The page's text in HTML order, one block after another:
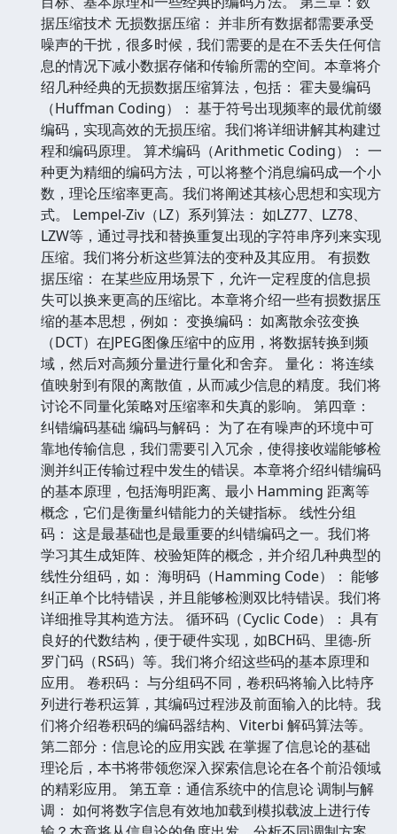
据压缩技术 无损数据压缩： 并非所有数据都需要承受
噪声的干扰，很多时候，我们需要的是在不丢失任何信
息的情况下减小数据存储和传输所需的空间。本章将介
绍几种经典的无损数据压缩算法，包括： 霍夫曼编码
（Huffman Coding）： 基于符号出现频率的最优前缀
编码，实现高效的无损压缩。我们将详细讲解其构建过
程和编码原理。 算术编码（Arithmetic Coding）： 一
种更为精细的编码方法，可以将整个消息编码成一个小
数，理论压缩率更高。我们将阐述其核心思想和实现方
式。 Lempel-Ziv（LZ）系列算法： 如LZ77、LZ78、
LZW等，通过寻找和替换重复出现的字符串序列来实现
压缩。我们将分析这些算法的变种及其应用。 有损数
据压缩： 在某些应用场景下，允许一定程度的信息损
失可以换来更高的压缩比。本章将介绍一些有损数据压
缩的基本思想，例如： 变换编码： 如离散余弦变换
（DCT）在JPEG图像压缩中的应用，将数据转换到频
域，然后对高频分量进行量化和舍弃。 量化： 将连续
值映射到有限的离散值，从而减少信息的精度。我们将
讨论不同量化策略对压缩率和失真的影响。 第四章：
纠错编码基础 编码与解码： 为了在有噪声的环境中可
靠地传输信息，我们需要引入冗余，使得接收端能够检
测并纠正传输过程中发生的错误。本章将介绍纠错编码
的基本原理，包括海明距离、最小 Hamming 距离等
概念，它们是衡量纠错能力的关键指标。 线性分组
码： 这是最基础也是最重要的纠错编码之一。我们将
学习其生成矩阵、校验矩阵的概念，并介绍几种典型的
线性分组码，如： 海明码（Hamming Code）： 能够
纠正单个比特错误，并且能够检测双比特错误。我们将
详细推导其构造方法。 循环码（Cyclic Code）： 具有
良好的代数结构，便于硬件实现，如BCH码、里德-所
罗门码（RS码）等。我们将介绍这些码的基本原理和
应用。 卷积码： 与分组码不同，卷积码将输入比特序
列进行卷积运算，其编码过程涉及前面输入的比特。我
们将介绍卷积码的编码器结构、Viterbi 解码算法等。
第二部分：信息论的应用实践 在掌握了信息论的基础
理论后，本书将带领您深入探索信息论在各个前沿领域
的精彩应用。 第五章：通信系统中的信息论 调制与解
调： 如何将数字信息有效地加载到模拟载波上进行传